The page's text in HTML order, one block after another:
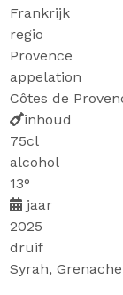
Frankrijk
regio
Provence
appelation
Côtes de
inhoud
75cl
alcohol
13°
jaar
2025
druif
Syrah,